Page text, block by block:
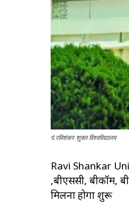
पं.रविशंकर शुक्ल विश्वविद्यालय
Ravi Shankar
,बीएससी, बीकॉम,
मिलना होगा शुरू